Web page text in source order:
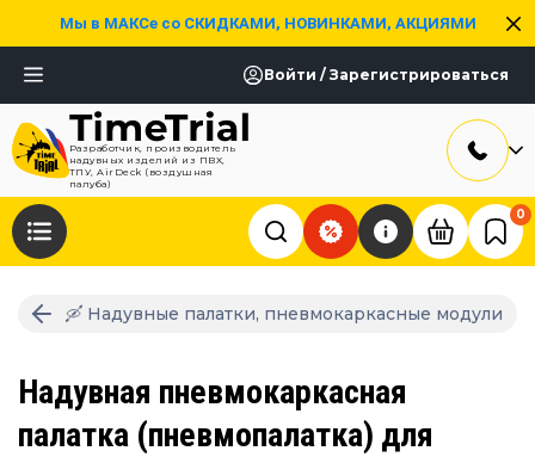
Мы в МАКСе со СКИДКАМИ, НОВИНКАМИ, АКЦИЯМИ
Войти / Зарегистрироваться
Разработчик, производитель
надувных изделий из ПВХ,
ТПУ, AirDeck (воздушная
палуба)
0
🛶 Надувные палатки, пневмокаркасные модули
Надувная пневмокаркасная
палатка (пневмопалатка) для